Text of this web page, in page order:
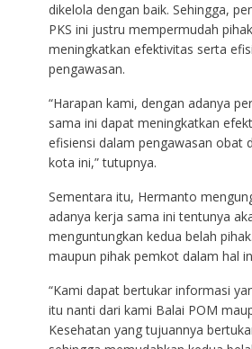
dikelola dengan baik. Sehingga,
PKS ini justru mempermudah
meningkatkan efektivitas serta
pengawasan.
“Harapan kami, dengan adanya
sama ini dapat meningkatkan
efisiensi dalam pengawasan obat
kota ini,” tutupnya.
Sementara itu, Hermanto
adanya kerja sama ini tentunya
menguntungkan kedua belah
maupun pihak pemkot dalam hal
“Kami dapat bertukar informasi
itu nanti dari kami Balai POM
Kesehatan yang tujuannya